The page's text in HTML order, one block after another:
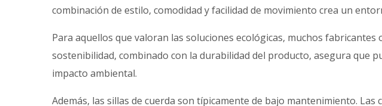
combinación de estilo, comodidad y facilidad de movimiento crea un
Para aquellos que valoran las soluciones ecológicas, muchos
sostenibilidad, combinado con la durabilidad del producto, asegura que
impacto ambiental.
Además, las sillas de cuerda son típicamente de bajo mantenimiento.